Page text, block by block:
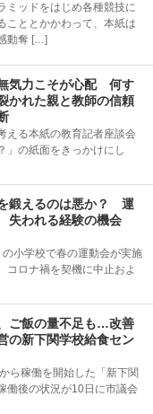
ッドをはじめ各種競技に
こととかかわって、本紙は
動奪 […]
気力こそが心配 何す
かれた親と教師の信頼
える本紙の教育記者座談会
」の紙面をきっかけにし
鍛えるのは悪か？ 運
失われる経験の機会
小学校で春の運動会が実施
コロナ禍を契機に中止およ
ご飯の量不足も…改善
新下関学校給食セン
稼働を開始した「新下関
働後の状況が10日に市議会